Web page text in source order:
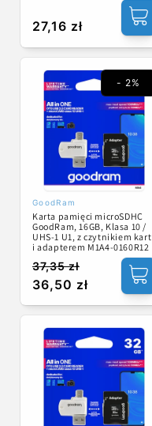
Cena
regularna
27,16 zł
- 2%
Dostawca:
GoodRam
Karta pamięci microSDHC
GoodRam, 16GB, Klasa 10 /
UHS-1 U1, z czytnikiem kart
i adapterem M1A4-0160R12
Cena
regularna
37,35 zł
Cena
promocyjna
36,50 zł